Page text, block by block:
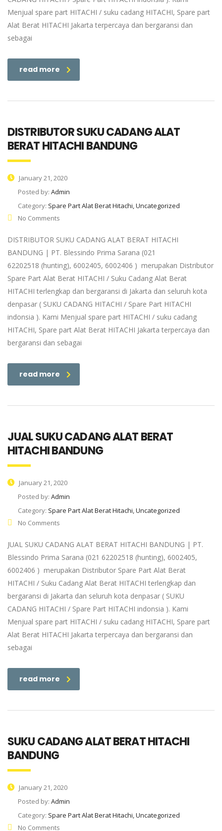
Menjual spare part HITACHI / suku cadang HITACHI, Spare part
Alat Berat HITACHI Jakarta terpercaya dan bergaransi dan
sebagai
read more
DISTRIBUTOR SUKU CADANG ALAT
BERAT HITACHI BANDUNG
January 21, 2020
Posted by: Admin
Category: Spare Part Alat Berat Hitachi, Uncategorized
No Comments
DISTRIBUTOR SUKU CADANG ALAT BERAT HITACHI
BANDUNG | PT. Blessindo Prima Sarana (021
62202518 (hunting), 6002405, 6002406 ) merupakan Distributor
Spare Part Alat Berat HITACHI / Suku Cadang Alat Berat
HITACHI terlengkap dan bergaransi di Jakarta dan seluruh kota
denpasar ( SUKU CADANG HITACHI / Spare Part HITACHI
indonsia ). Kami Menjual spare part HITACHI / suku cadang
HITACHI, Spare part Alat Berat HITACHI Jakarta terpercaya dan
bergaransi dan sebagai
read more
JUAL SUKU CADANG ALAT BERAT
HITACHI BANDUNG
January 21, 2020
Posted by: Admin
Category: Spare Part Alat Berat Hitachi, Uncategorized
No Comments
JUAL SUKU CADANG ALAT BERAT HITACHI BANDUNG | PT.
Blessindo Prima Sarana (021 62202518 (hunting), 6002405,
6002406 ) merupakan Distributor Spare Part Alat Berat
HITACHI / Suku Cadang Alat Berat HITACHI terlengkap dan
bergaransi di Jakarta dan seluruh kota denpasar ( SUKU
CADANG HITACHI / Spare Part HITACHI indonsia ). Kami
Menjual spare part HITACHI / suku cadang HITACHI, Spare part
Alat Berat HITACHI Jakarta terpercaya dan bergaransi dan
sebagai
read more
SUKU CADANG ALAT BERAT HITACHI
BANDUNG
January 21, 2020
Posted by: Admin
Category: Spare Part Alat Berat Hitachi, Uncategorized
No Comments